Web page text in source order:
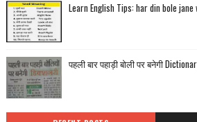
Learn English Tips: har din bole
पहली बार पहाड़ी बोली पर बनेगी